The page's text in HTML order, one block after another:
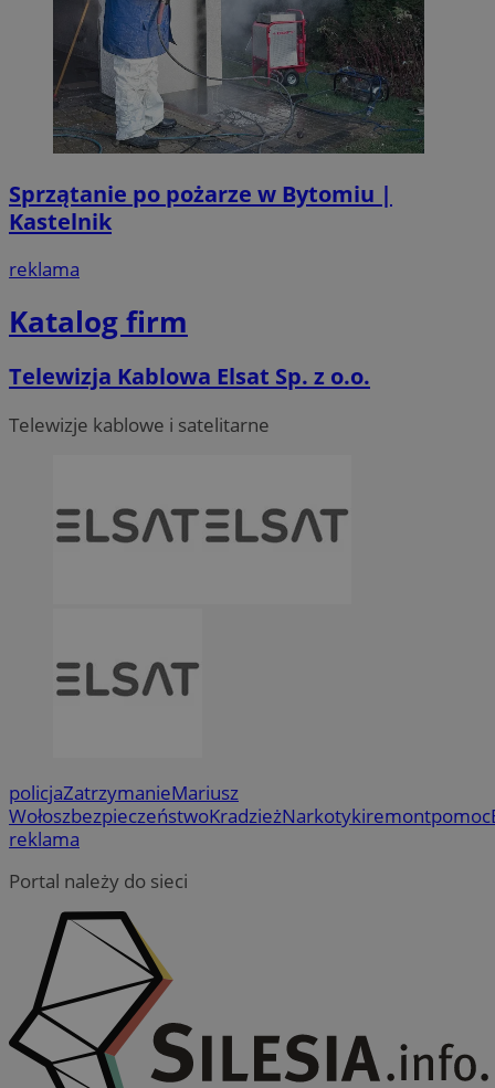
Sprzątanie po pożarze w Bytomiu |
Kastelnik
reklama
Katalog firm
Telewizja Kablowa Elsat Sp. z o.o.
Telewizje kablowe i satelitarne
policjaZatrzymanieMariusz
WołoszbezpieczeństwoKradzieżNarkotykiremontpomoc
reklama
Portal należy do sieci